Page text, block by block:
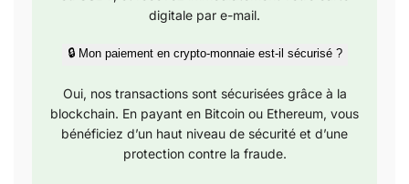
digitale par e-mail.
🔒 Mon paiement en crypto-monnaie est-il sécurisé ?
Oui, nos transactions sont sécurisées grâce à la
blockchain. En payant en Bitcoin ou Ethereum, vous
bénéficiez d’un haut niveau de sécurité et d’une
protection contre la fraude.